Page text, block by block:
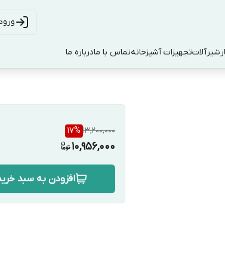
شیرآلاتتجهیزات آشپزخانهتماس با مادرباره ما
13,200,000
17%
10,956,000
افزودن به سبد